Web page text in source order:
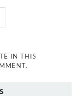
IN THIS